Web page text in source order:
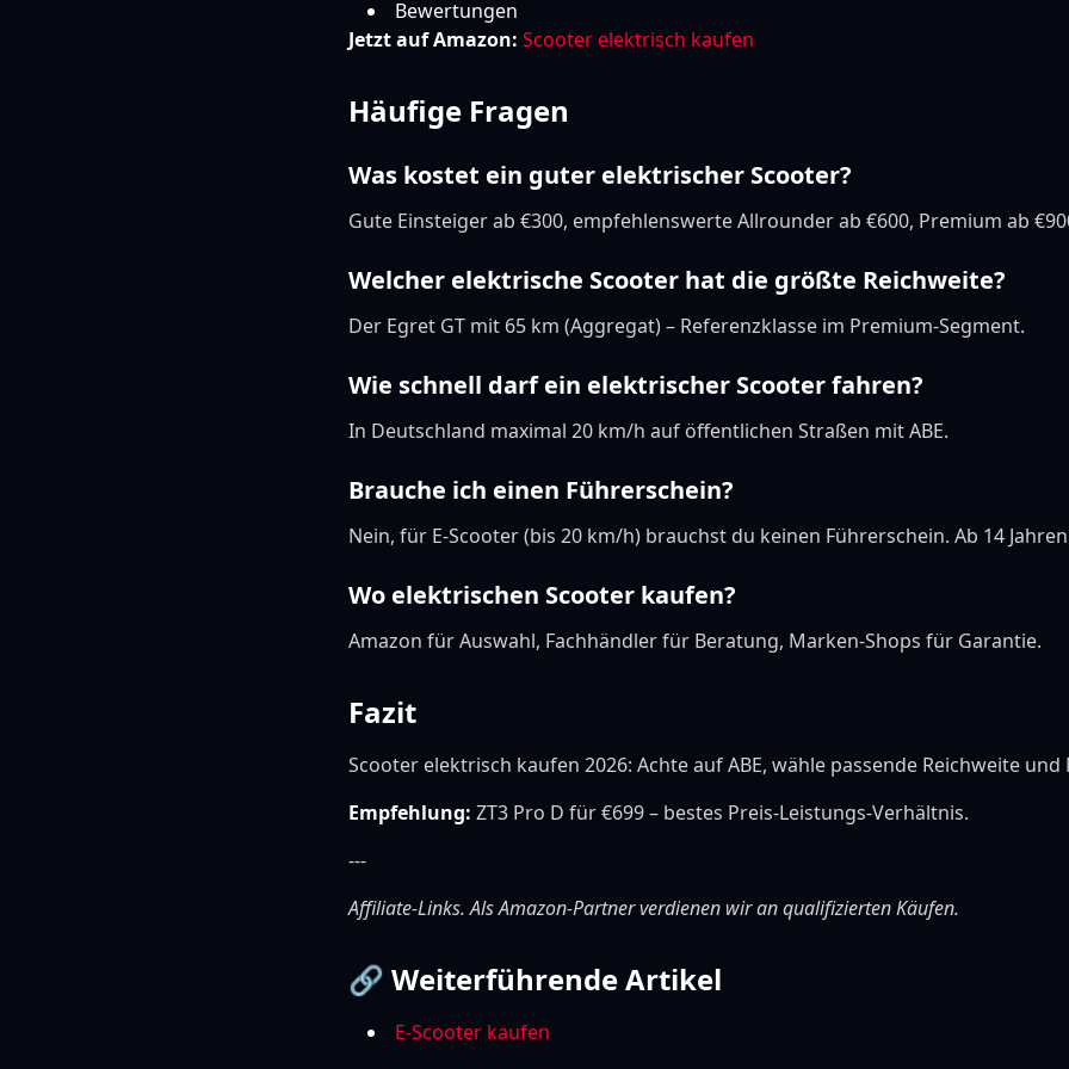
Bewertungen
Jetzt auf Amazon: Scooter elektrisch kaufen
Häufige Fragen
Was kostet ein guter elektrischer Scooter?
Gute Einsteiger ab €300, empfehlenswerte Allrounder ab €600, Premium ab
Welcher elektrische Scooter hat die größte Reichweite?
Der Egret GT mit 65 km (Aggregat) – Referenzklasse im Premium-Segment.
Wie schnell darf ein elektrischer Scooter fahren?
In Deutschland maximal 20 km/h auf öffentlichen Straßen mit ABE.
Brauche ich einen Führerschein?
Nein, für E-Scooter (bis 20 km/h) brauchst du keinen Führerschein. Ab 14
Wo elektrischen Scooter kaufen?
Amazon für Auswahl, Fachhändler für Beratung, Marken-Shops für Garantie.
Fazit
Scooter elektrisch kaufen 2026: Achte auf ABE, wähle passende Reichweite
Empfehlung: ZT3 Pro D für €699 – bestes Preis-Leistungs-Verhältnis.
---
Affiliate-Links. Als Amazon-Partner verdienen wir an qualifizierten Käufen.
🔗 Weiterführende Artikel
E-Scooter kaufen